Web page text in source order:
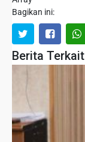
Bagikan ini:
Berita Terkait